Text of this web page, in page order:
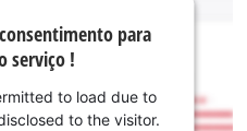
para
serviço !
to load due to
to the visitor.